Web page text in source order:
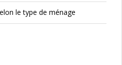
le type de ménage